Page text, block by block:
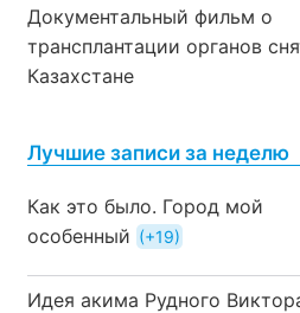
Документальный фильм о
трансплантации органов
Казахстане
Лучшие записи за неделю
Как это было. Город мой
особенный
+19
Идея акима Рудного